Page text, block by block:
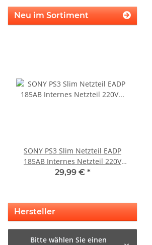
Neu im Sortiment
SONY PS3 Slim Netzteil EADP
185AB Internes Netzteil 220V
gerbaucht
29,99 € *
Hersteller
Bitte wählen Sie einen